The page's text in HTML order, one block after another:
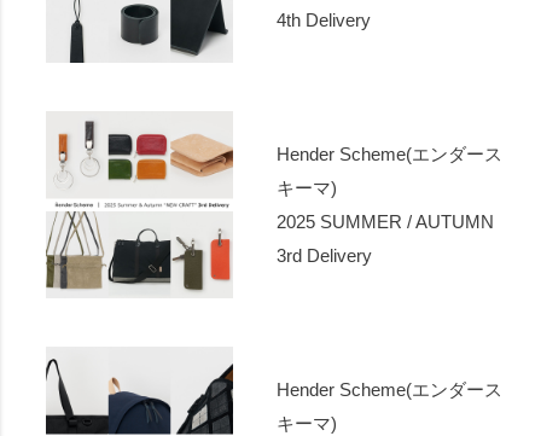
4th Delivery
Hender Scheme(エンダース
キーマ)
2025 SUMMER / AUTUMN
3rd Delivery
Hender Scheme(エンダース
キーマ)